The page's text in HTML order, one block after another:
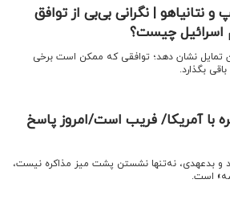
و نتانیاهو | نگرانی بی‌بی از توافق
اسرائیل چیست؟
تمایل نشان دهد؛ توافقی که ممکن است برخی
بگذارد.
با آمریکا/ فریب است/امروز پاسخ
و بدعهدی، نه‌تنها نشستن پشت میز مذاکره نیست،
است.